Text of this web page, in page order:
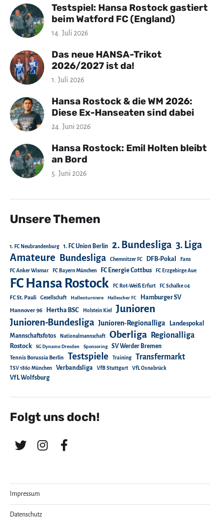
Testspiel: Hansa Rostock gastiert
beim Watford FC (England)
14. Juli 2026
Das neue HANSA-Trikot
2026/2027 ist da!
1. Juli 2026
Hansa Rostock & die WM 2026:
Diese Ex-Hanseaten sind dabei
24. Juni 2026
Hansa Rostock: Emil Holten bleibt
an Bord
5. Juni 2026
Unsere Themen
1. FC Neubrandenburg 1. FC Union Berlin 2. Bundesliga 3. Liga
Amateure Bundesliga Chemnitzer FC DFB-Pokal Fans
FC Anker Wismar FC Bayern München FC Energie Cottbus FC Erzgebirge Aue
FC Hansa Rostock FC Rot-Weiß Erfurt FC Schalke 04
FC St. Pauli Gesellschaft Hallenturniere Hallescher FC Hamburger SV
Hannover 96 Hertha BSC Holstein Kiel Junioren
Junioren-Bundesliga Junioren-Regionalliga
Landespokal
Mannschaftsfotos
Nationalmannschaft Oberliga Regionalliga
Rostock SG Dynamo Dresden Sponsoring SV Werder Bremen
Tennis Borussia Berlin Testspiele Training Transfermarkt
TSV 1860 München Verbandsliga VfB Stuttgart VfL Osnabrück
VfL Wolfsburg
Folgt uns doch!
Impressum
Datenschutz